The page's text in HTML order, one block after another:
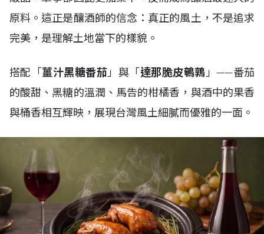
原料。這正是釀酒師的信念：真正的風土，不是追求
完美，是理解土地當下的樣貌。
搭配「薑汁黑糖番茄」與「達那脆皮鵪鶉」——番茄
的酸甜、黑糖的溫潤、馬告的柑橘香，與酒中的果香
與桶香相互輝映，展現台灣風土細膩而優雅的一面。